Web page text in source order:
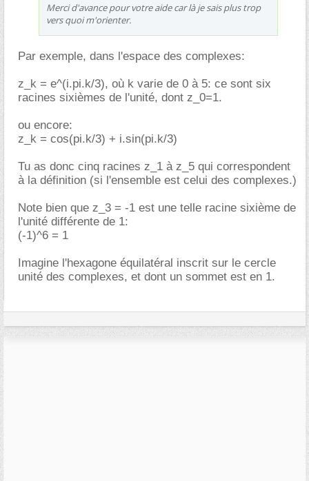
Merci d'avance pour votre aide car là je sais plus trop
vers quoi m'orienter.
Par exemple, dans l'espace des complexes:
z_k = e^(i.pi.k/3), où k varie de 0 à 5: ce sont six
racines sixièmes de l'unité, dont z_0=1.
ou encore:
z_k = cos(pi.k/3) + i.sin(pi.k/3)
Tu as donc cinq racines z_1 à z_5 qui correspondent
à la définition (si l'ensemble est celui des complexes.)
Note bien que z_3 = -1 est une telle racine sixième de
l'unité différente de 1:
(-1)^6 = 1
Imagine l'hexagone équilatéral inscrit sur le cercle
unité des complexes, et dont un sommet est en 1.